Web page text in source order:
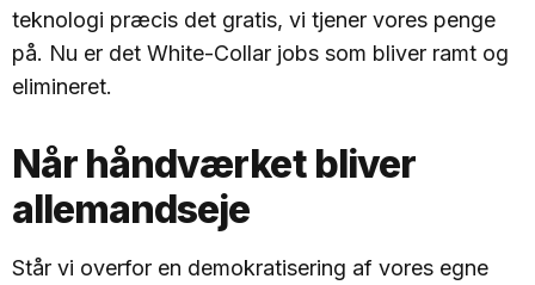
teknologi præcis det gratis, vi tjener vores penge
på. Nu er det White-Collar jobs som bliver ramt og
elimineret.
Når håndværket bliver
allemandseje
Står vi overfor en demokratisering af vores egne